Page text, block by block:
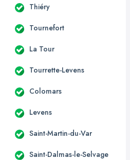
Thiéry
Tournefort
La Tour
Tourrette-Levens
Colomars
Levens
Saint-Martin-du-Var
Saint-Dalmas-le-Selvage